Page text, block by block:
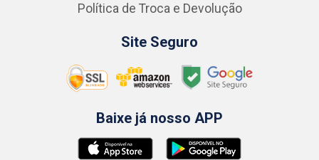
Política de Troca e Devolução
Site Seguro
Baixe já nosso APP